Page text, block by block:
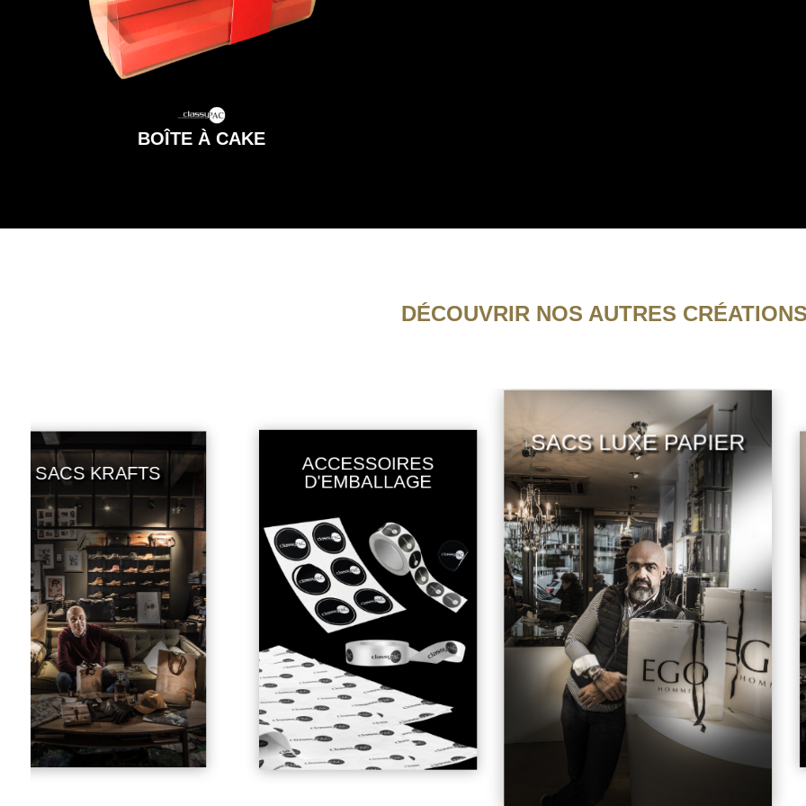
BOÎTE À CAKE
DÉCOUVRIR NOS AUTRES
SACS KRAFTS
ACCESSOIRES
D'EMBALLAGE
SACS LUXE PAPIER